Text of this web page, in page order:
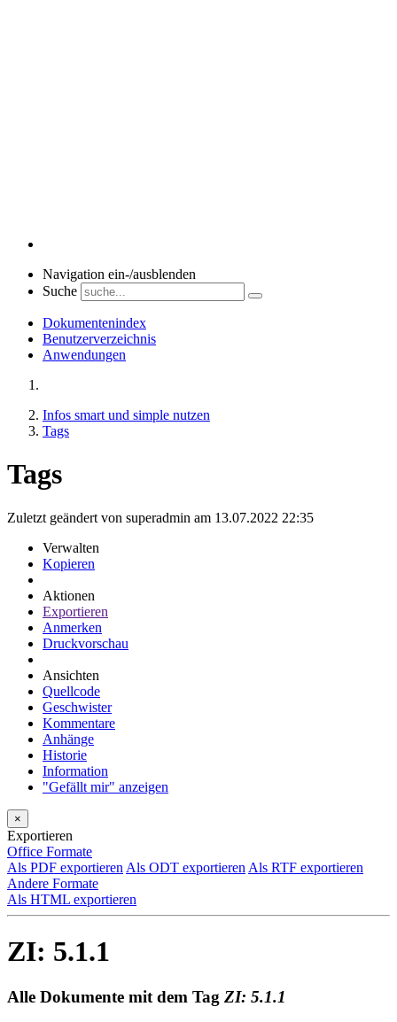
Navigation ein-/ausblenden
Suche
Dokumentenindex
Benutzerverzeichnis
Anwendungen
Infos smart und simple nutzen
Tags
Tags
Zuletzt geändert von superadmin am 13.07.2022 22:35
Verwalten
Kopieren
Aktionen
Exportieren
Anmerken
Druckvorschau
Ansichten
Quellcode
Geschwister
Kommentare
Anhänge
Historie
Information
"Gefällt mir" anzeigen
×
Exportieren
Office Formate
Als PDF exportieren Als ODT exportieren Als RTF exportieren
Andere Formate
Als HTML exportieren
ZI: 5.1.1
Alle Dokumente mit dem Tag ZI: 5.1.1